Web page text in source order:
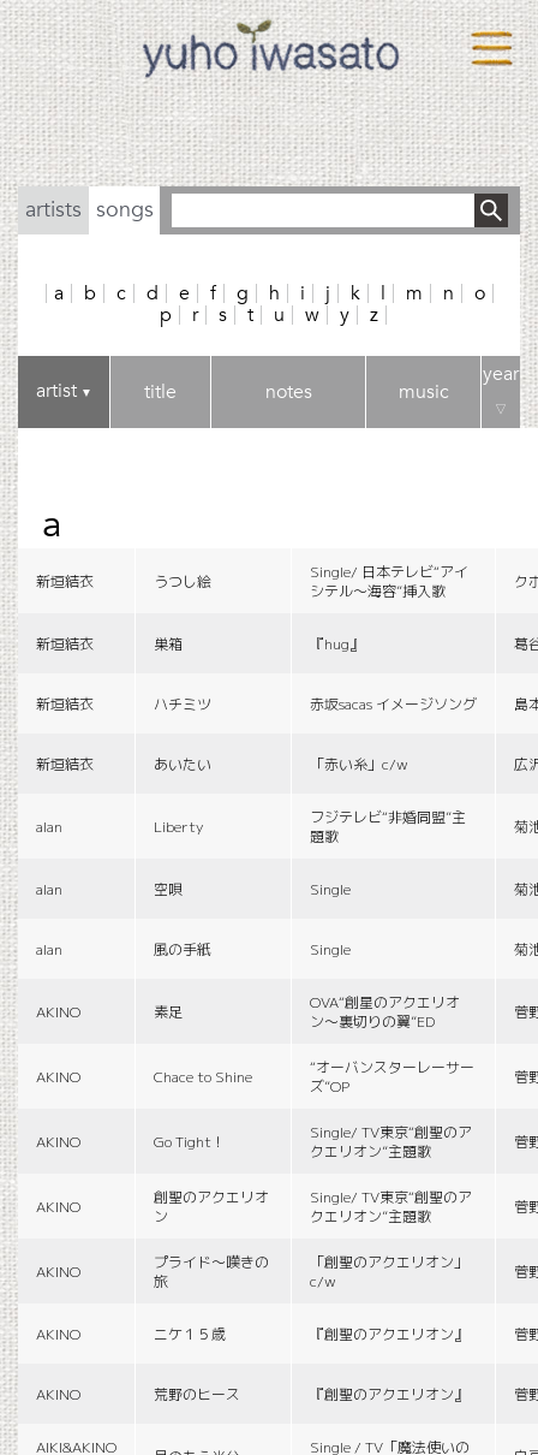
artists songs
a b c d e f g h i j k l m n
o
p
r s t u w y z
artist▼ title notes music
year
▽
a
新垣結衣 うつし絵
Single/ 日本テレビ“アイ
シテル〜海容”挿入歌
ク
新垣結衣 巣箱 『hug』 葛
新垣結衣 ハチミツ 赤坂sacas イメージソング 島
新垣結衣 あいたい 「赤い糸」c/w 広
alan Liberty
フジテレビ“非婚同盟”主
題歌
菊
alan 空唄 Single 菊
alan 風の手紙 Single 菊
AKINO 素足
OVA“創星のアクエリオ
ン〜裏切りの翼”ED
菅
AKINO Chace to Shine
“オーバンスターレーサー
ズ”OP
菅
AKINO Go Tight！
Single/ TV東京“創聖のア
クエリオン”主題歌
菅
AKINO
創聖のアクエリオ
ン
Single/ TV東京“創聖のア
クエリオン”主題歌
菅
AKINO
プライド〜嘆きの
旅
「創聖のアクエリオン」
c/w
菅
AKINO ニケ１５歳 『創聖のアクエリオン』 菅
AKINO 荒野のヒース 『創聖のアクエリオン』 菅
AIKI&AKINO
Single / TV「魔法使いの